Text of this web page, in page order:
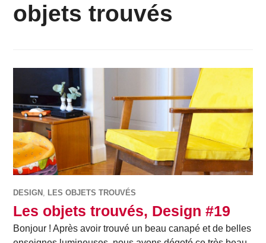
objets trouvés
DESIGN , LES OBJETS TROUVÉS
Les objets trouvés, Design #19
Bonjour ! Après avoir trouvé un beau canapé et de belles